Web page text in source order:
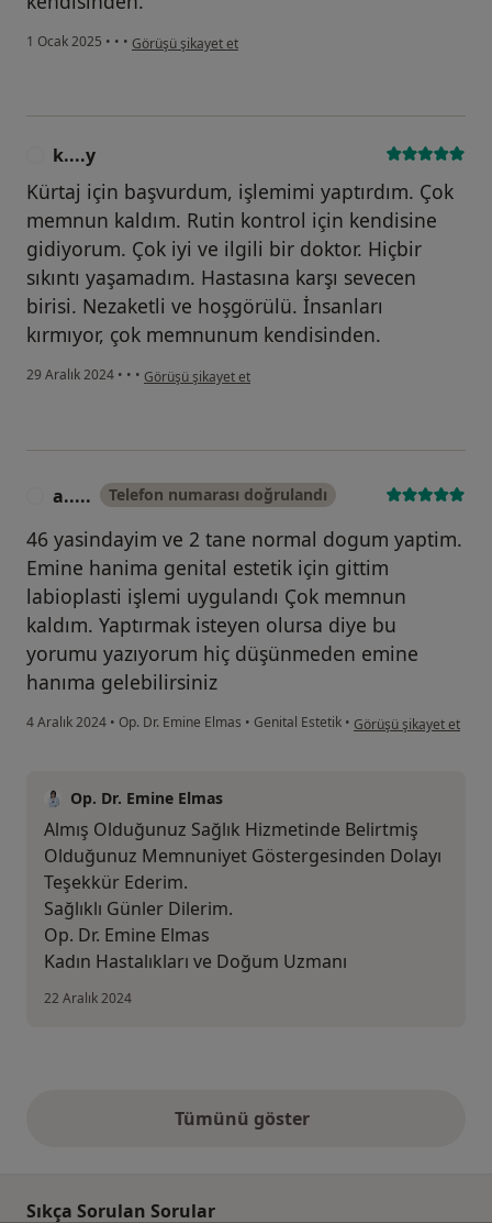
1 Ocak 2025 • • • kullanıcının görüşüne göre n....d
Görüşü şikayet et
k....y
Kürtaj için başvurdum, işlemimi yaptırdım. Çok
memnun kaldım. Rutin kontrol için kendisine
gidiyorum. Çok iyi ve ilgili bir doktor. Hiçbir
sıkıntı yaşamadım. Hastasına karşı sevecen
birisi. Nezaketli ve hoşgörülü. İnsanları
kırmıyor, çok memnunum kendisinden.
29 Aralık 2024 • • • kullanıcının görüşüne göre k....y
Görüşü şikayet et
a..... Telefon numarası doğrulandı
46 yasindayim ve 2 tane normal dogum yaptim.
Emine hanima genital estetik için gittim
labioplasti işlemi uygulandı Çok memnun
kaldım. Yaptırmak isteyen olursa diye bu
yorumu yazıyorum hiç düşünmeden emine
hanıma gelebilirsiniz
4 Aralık 2024 • Op. Dr. Emine Elmas • Genital Estetik • kullanıcının görüşüne
Görüşü şikayet et
Op. Dr. Emine Elmas
Almış Olduğunuz Sağlık Hizmetinde Belirtmiş
Olduğunuz Memnuniyet Göstergesinden Dolayı
Teşekkür Ederim.
Sağlıklı Günler Dilerim.
Op. Dr. Emine Elmas
Kadın Hastalıkları ve Doğum Uzmanı
22 Aralık 2024
Tümünü gösteryukarıdaki görüşler
Sıkça Sorulan Sorular